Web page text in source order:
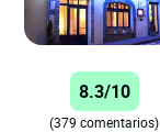
8.3/10
(379 comentarios)